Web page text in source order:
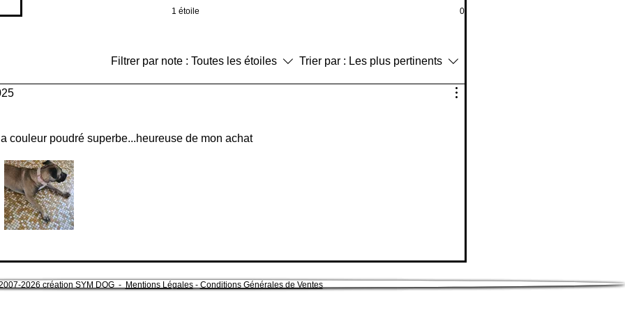
1 étoile 0
Filtrer par note : Toutes les étoiles Trier par : Les plus pertinents
couleur poudré superbe...heureuse de mon achat
2026 création SYM DOG - Mentions Légales- Conditions Générales de Ventes